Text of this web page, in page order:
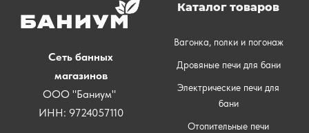
Сеть банных
магазинов
ООО "Баниум"
ИНН: 9724057110
Каталог товаров
Вагонка, полки и погонаж
Дровяные печи для бани
Электрические печи для
бани
Отопительные печи